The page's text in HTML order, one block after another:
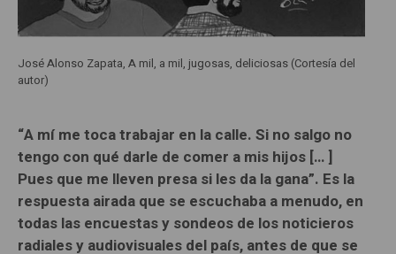
José Alonso Zapata, A mil, a mil, jugosas, deliciosas (Cortesía del
autor)
“A mí me toca trabajar en la calle. Si no salgo no
tengo con qué darle de comer a mis hijos [… ]
Pues que me lleven presa si les da la gana”. Es la
respuesta airada que se escuchaba a menudo, en
todas las encuestas y sondeos de los noticieros
radiales y audiovisuales del país, antes de que se